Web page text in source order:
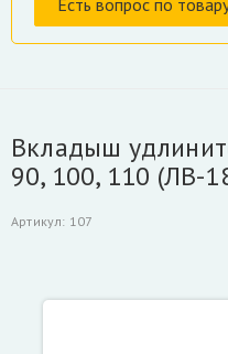
РВД производство, ремонт,
Вкладыш
90, 100, 110 (ЛВ-
Артикул: 107